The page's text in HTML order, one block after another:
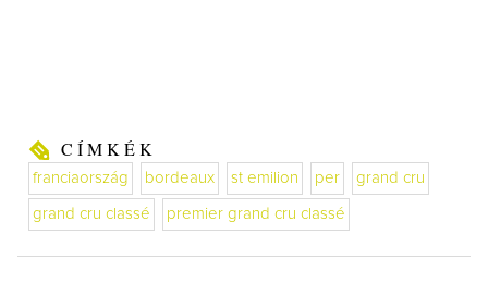
CÍMKÉK
franciaország bordeaux st emilion per grand cru
grand cru classé premier grand cru classé